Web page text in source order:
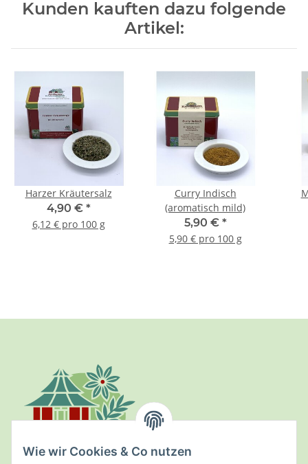
Wie wir Cookies & Co nutzen
Kunden kauften dazu folgende
Artikel:
Harzer Kräutersalz
4,90 € *
6,12 € pro 100 g
Curry Indisch
(aromatisch mild)
5,90 € *
5,90 € pro 100 g